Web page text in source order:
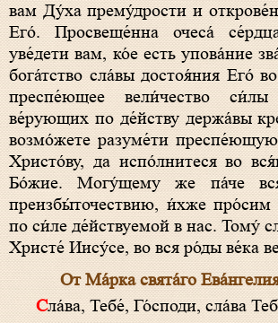
вам Ду́ха прему́дрости и
Его́. Просвеще́нна очеса́
уве́дети вам, ко́е есть упова́ние
бога́тство сла́вы достоя́ния Его́
преспе́ющее вели́чество
ве́рующих по де́йству держа́вы
возмо́жете разуме́ти
Христо́ву, да испо́лнитеся во
Бо́жие. Могу́щему же па́че
преизбы́точествию, и́хже
по си́ле де́йствуемой в нас. Тому́
Христе́ Иису́се, во вся ро́ды ве́ка
От Ма́рка свята́го
Сла́ва, Тебе́, Го́споди, сла́ва